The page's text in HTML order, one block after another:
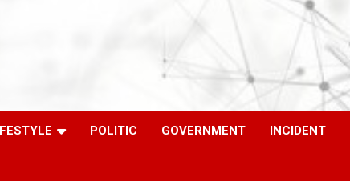
POLITIC GOVERNMENT INCIDENT